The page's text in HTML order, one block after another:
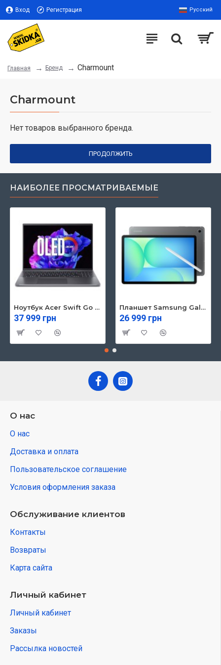
Вход Регистрация Русский
Главная Бренд Charmount
Charmount
Нет товаров выбранного бренда.
ПРОДОЛЖИТЬ
НАИБОЛЕЕ ПРОСМАТРИВАЕМЫЕ
Ноутбук Acer Swift Go 16 SFG16-71 (NX.KVZEU.003)
37 999 грн
Планшет Samsung Galaxy Tab S10 FE 5G 8/128GB Gray (SM-X526BZAREUC)
26 999 грн
О нас
О нас
Доставка и оплата
Пользовательское соглашение
Условия оформления заказа
Обслуживание клиентов
Контакты
Возвраты
Карта сайта
Личный кабинет
Личный кабинет
Заказы
Рассылка новостей